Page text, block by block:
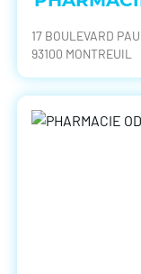
17 BOULEVARD
93100 MONTREUIL